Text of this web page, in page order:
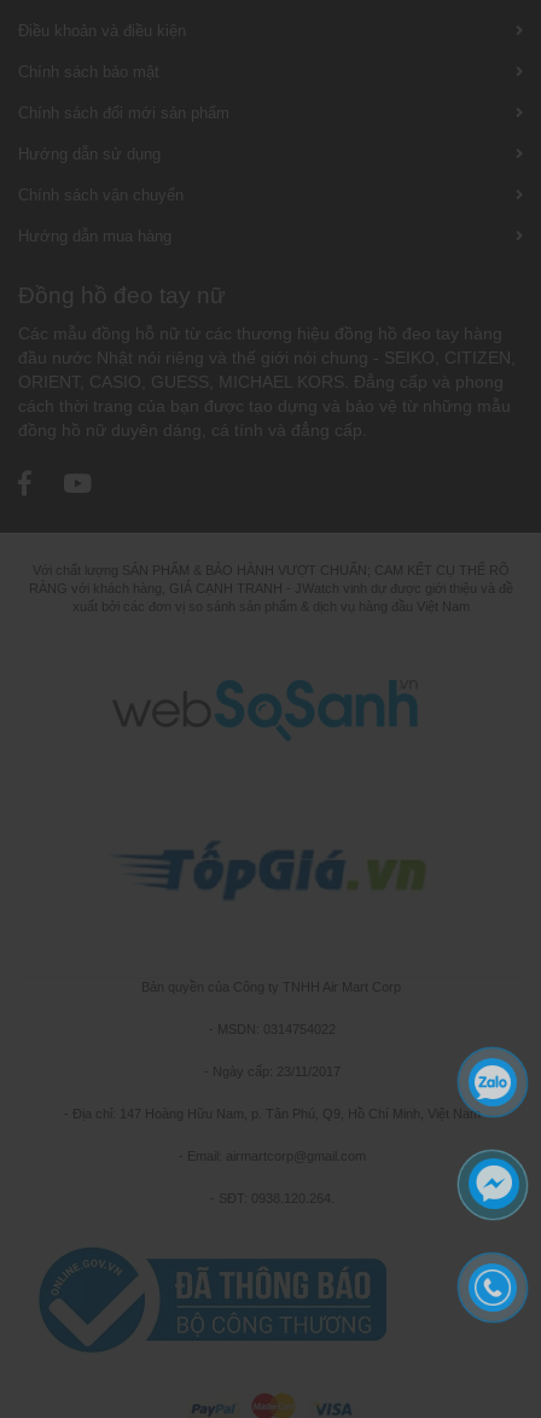
Đồng hồ đeo tay nữ
Các mẫu đồng hỗ nữ từ các thương hiệu đồng hồ đeo tay hàng
đầu nước Nhật nói riêng và thế giới nói chung - SEIKO, CITIZEN,
ORIENT, CASIO, GUESS, MICHAEL KORS. Đẳng cấp và phong
cách thời trang của bạn được tạo dựng và bảo vệ từ những mẫu
đồng hồ nữ duyên dáng, cá tính và đẳng cấp.
Điều khoản và điều kiện
Chính sách bảo mật
Chính sách đổi mới sản phẩm
Hướng dẫn sử dụng
Chính sách vận chuyển
Hướng dẫn mua hàng
Với chất lượng SẢN PHẨM & BẢO HÀNH VƯỢT CHUẨN; CAM KẾT CỤ THỂ RÕ
RÀNG với khách hàng, GIÁ CẠNH TRANH - JWatch vinh dự được giới thiệu và đề
xuất bởi các đơn vị so sánh sản phẩm & dịch vụ hàng đầu Việt Nam
Bản quyền của Công ty TNHH Air Mart Corp
- MSDN: 0314754022
- Ngày cấp: 23/11/2017
- Địa chỉ: 147 Hoàng Hữu Nam, p. Tân Phú, Q9, Hồ Chí Minh, Việt Nam
- Email: airmartcorp@gmail.com
- SĐT: 0938.120.264.